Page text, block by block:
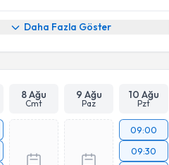
Daha Fazla Göster
8 Ağu
Cmt
9 Ağu
Paz
10 Ağu
Pzt
09:00
09:30